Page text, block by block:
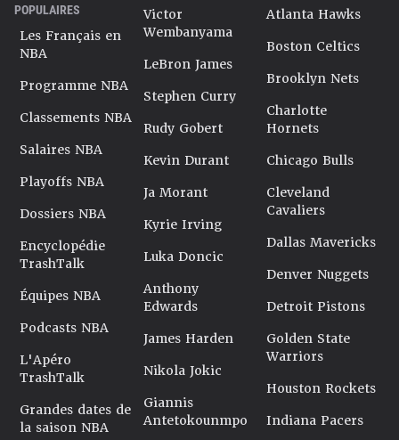
POPULAIRES
Les Français en
NBA
Programme NBA
Classements NBA
Salaires NBA
Playoffs NBA
Dossiers NBA
Encyclopédie
TrashTalk
Équipes NBA
Podcasts NBA
L'Apéro
TrashTalk
Grandes dates de
la saison NBA
Victor
Wembanyama
LeBron James
Stephen Curry
Rudy Gobert
Kevin Durant
Ja Morant
Kyrie Irving
Luka Doncic
Anthony
Edwards
James Harden
Nikola Jokic
Giannis
Antetokounmpo
Atlanta Hawks
Boston Celtics
Brooklyn Nets
Charlotte
Hornets
Chicago Bulls
Cleveland
Cavaliers
Dallas Mavericks
Denver Nuggets
Detroit Pistons
Golden State
Warriors
Houston Rockets
Indiana Pacers